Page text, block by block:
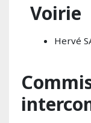
Voirie
Hervé